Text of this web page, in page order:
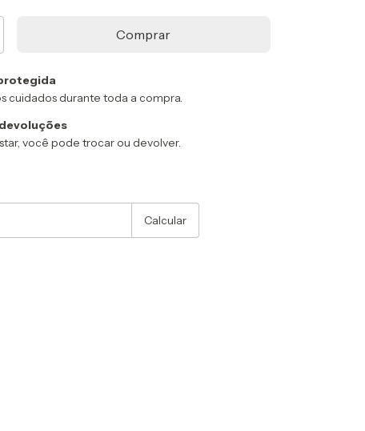
cuidados durante toda a compra.
você pode trocar ou devolver.
Calcular